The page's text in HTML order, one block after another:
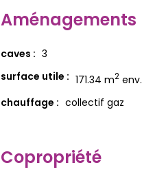
Aménagements
caves : 3
surface utile : 171.34 m2 env.
chauffage : collectif gaz
Copropriété